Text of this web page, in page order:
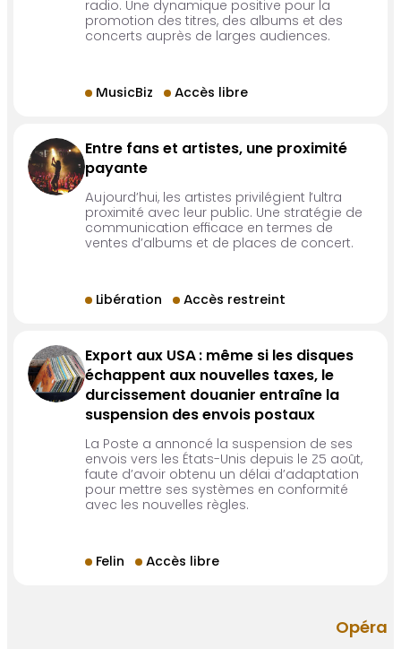
radio. Une dynamique positive pour la
promotion des titres, des albums et des
concerts auprès de larges audiences.
MusicBiz Accès libre
Entre fans et artistes, une proximité
payante
Aujourd’hui, les artistes privilégient l’ultra
proximité avec leur public. Une stratégie de
communication efficace en termes de
ventes d’albums et de places de concert.
Libération Accès restreint
Export aux USA : même si les disques
échappent aux nouvelles taxes, le
durcissement douanier entraîne la
suspension des envois postaux
La Poste a annoncé la suspension de ses
envois vers les États-Unis depuis le 25 août,
faute d’avoir obtenu un délai d’adaptation
pour mettre ses systèmes en conformité
avec les nouvelles règles.
Felin Accès libre
Opéra